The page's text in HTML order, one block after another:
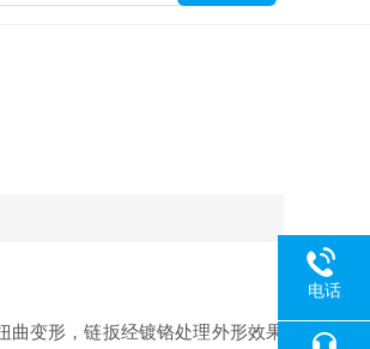
变形，链扳经镀铬处理外形效果
电话